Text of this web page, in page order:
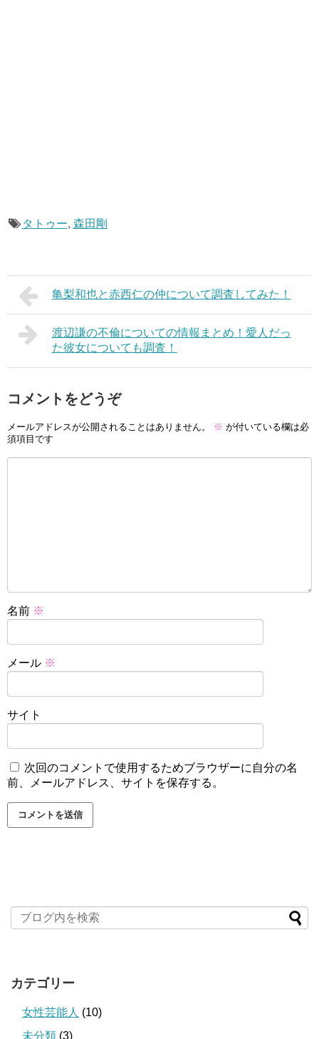
タトゥー, 森田剛
亀梨和也と赤西仁の仲について調査してみた！
渡辺謙の不倫についての情報まとめ！愛人だっ
た彼女についても調査！
コメントをどうぞ
メールアドレスが公開されることはありません。 ※ が付いている欄は必
須項目です
名前 ※
メール ※
サイト
次回のコメントで使用するためブラウザーに自分の名
前、メールアドレス、サイトを保存する。
カテゴリー
女性芸能人 (10)
未分類 (3)